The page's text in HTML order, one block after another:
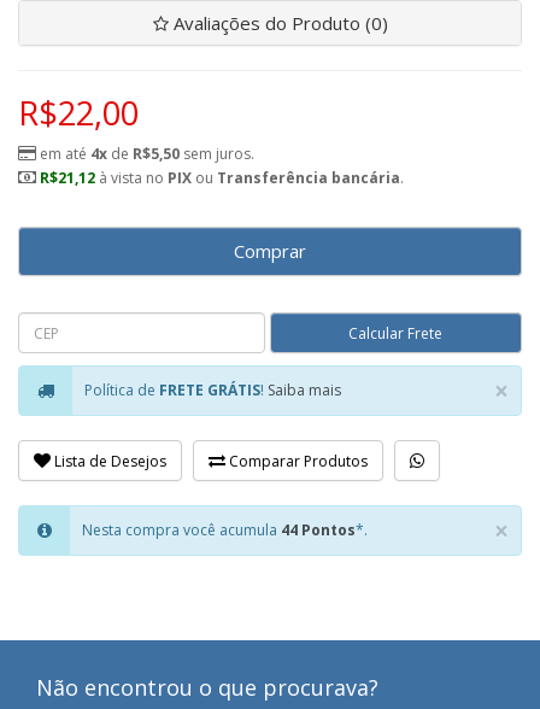
Avaliações do Produto (0)
R$22,00
em até 4x de R$5,50 sem juros.
R$21,12 à vista no PIX ou Transferência bancária.
Comprar
×
Política de FRETE GRÁTIS! Saiba mais
Lista de Desejos Comparar Produtos
×
Nesta compra você acumula 44 Pontos*.
Não encontrou o que procurava?